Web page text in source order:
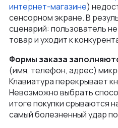
интернет-магазине)
сенсорном экране. В
сценарий: пользователь
товар и уходит к
Формы заказа
(имя, телефон, адрес)
Клавиатура перекрывает
Невозможно выбрать
итоге покупки срываются
самый болезненный удар